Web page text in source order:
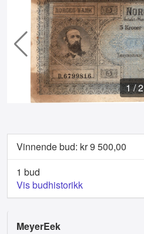
1/2
Vinnende bud: kr9 500,00
1 bud
Vis budhistorikk
MeyerEek